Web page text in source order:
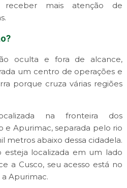
receber mais atenção de
oculta e fora de alcance,
um centro de operações e
porque cruza várias regiões
na fronteira dos
e Apurimac, separada pelo rio
metros abaixo dessa cidadela.
esteja localizada em um lado
a Cusco, seu acesso está no
Apurimac.